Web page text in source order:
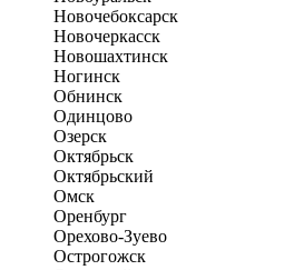
Новочебоксарск
Новочеркасск
Новошахтинск
Ногинск
Обнинск
Одинцово
Озерск
Октябрьск
Октябрьский
Омск
Оренбург
Орехово-Зуево
Острогожск